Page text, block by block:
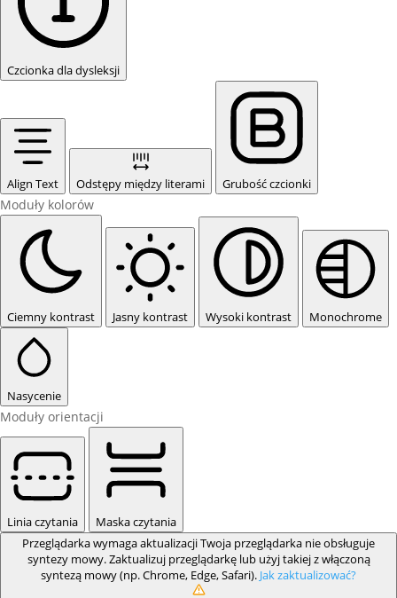
Czcionka dla dysleksji
Align Text Odstępy między literami Grubość czcionki
Moduły kolorów
Ciemny kontrast Jasny kontrast Wysoki kontrast Monochrome
Nasycenie
Moduły orientacji
Linia czytania
Maska czytania
Przeglądarka wymaga aktualizacjiTwoja przeglądarka nie obsługuje
syntezy mowy. Zaktualizuj przeglądarkę lub użyj takiej z włączoną
syntezą mowy (np. Chrome, Edge, Safari). Jak zaktualizować?